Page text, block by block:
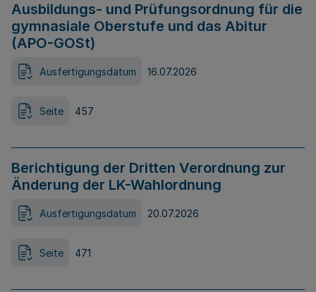
Ausbildungs- und Prüfungsordnung für die
gymnasiale Oberstufe und das Abitur
(APO-GOSt)
Ausfertigungsdatum 16.07.2026
Seite 457
Berichtigung der Dritten Verordnung zur
Änderung der LK-Wahlordnung
Ausfertigungsdatum 20.07.2026
Seite 471